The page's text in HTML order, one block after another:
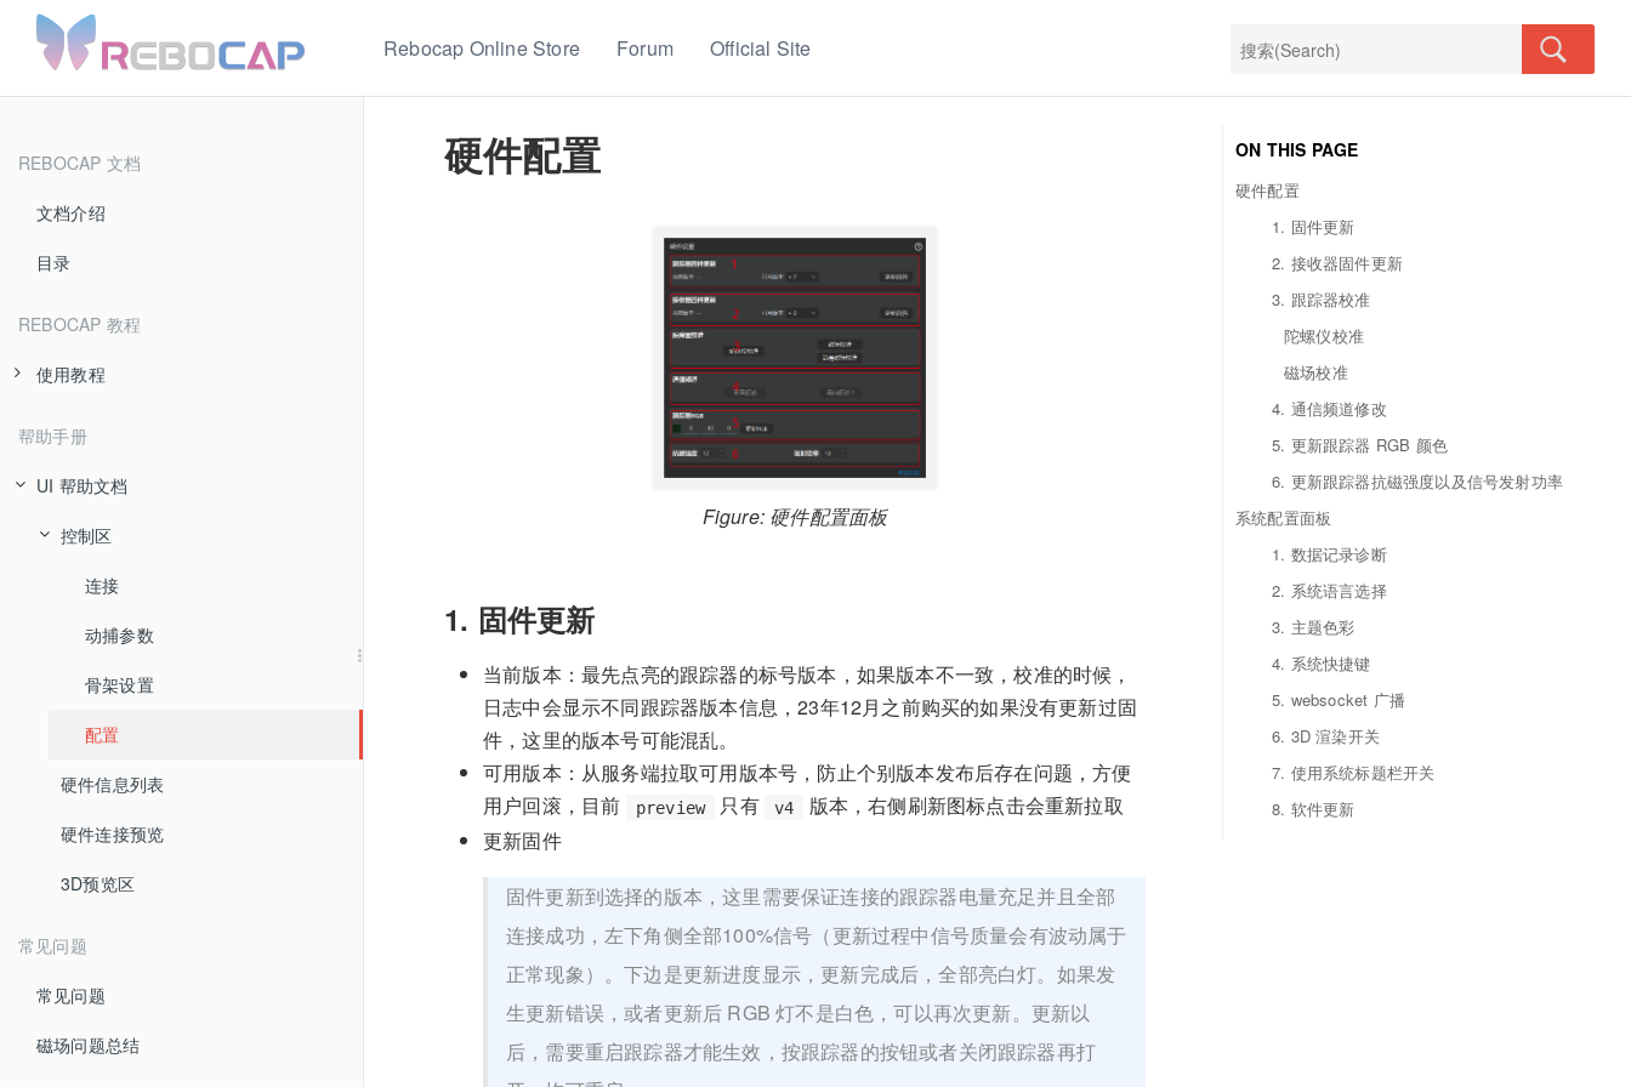
Rebocap Online Store Forum Official Site
REBOCAP 文档
文档介绍
目录
REBOCAP 教程
使用教程
开箱检查
绑带使用介绍
软件下载安装
连接和使用
视频教程
帮助手册
UI 帮助文档
控制区
连接
动捕参数
骨架设置
配置
硬件信息列表
硬件连接预览
3D预览区
常见问题
常见问题
磁场问题总结
ON THIS PAGE
硬件配置
1. 固件更新
2. 接收器固件更新
3. 跟踪器校准
陀螺仪校准
磁场校准
4. 通信频道修改
5. 更新跟踪器 RGB 颜色
6. 更新跟踪器抗磁强度以及信号发射功率
系统配置面板
1. 数据记录诊断
2. 系统语言选择
3. 主题色彩
4. 系统快捷键
5. websocket 广播
6. 3D 渲染开关
7. 使用系统标题栏开关
8. 软件更新
硬件配置
Figure: 硬件配置面板
1. 固件更新
当前版本：最先点亮的跟踪器的标号版本，如果版本不一致，校准的时候，
日志中会显示不同跟踪器版本信息，23年12月之前购买的如果没有更新过固
件，这里的版本号可能混乱。
可用版本：从服务端拉取可用版本号，防止个别版本发布后存在问题，方便
用户回滚，目前
preview 只有 v4
版本，右侧刷新图标点击会重新拉取
更新固件
固件更新到选择的版本，这里需要保证连接的跟踪器电量充足并且全部
连接成功，左下角侧全部100%信号（更新过程中信号质量会有波动属于
正常现象）。下边是更新进度显示，更新完成后，全部亮白灯。如果发
生更新错误，或者更新后 RGB 灯不是白色，可以再次更新。更新以
后，需要重启跟踪器才能生效，按跟踪器的按钮或者关闭跟踪器再打